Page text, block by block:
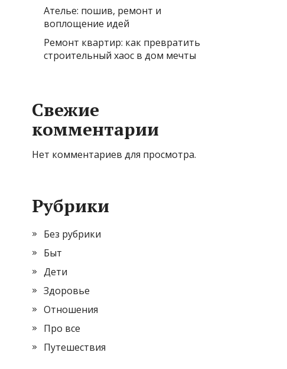
Ателье: пошив, ремонт и
воплощение идей
Ремонт квартир: как превратить
строительный хаос в дом мечты
Свежие
комментарии
Нет комментариев для просмотра.
Рубрики
Без рубрики
Быт
Дети
Здоровье
Отношения
Про все
Путешествия